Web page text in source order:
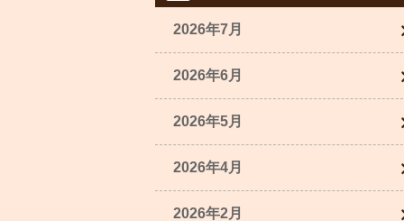
2026年7月
2026年6月
2026年5月
2026年4月
2026年2月